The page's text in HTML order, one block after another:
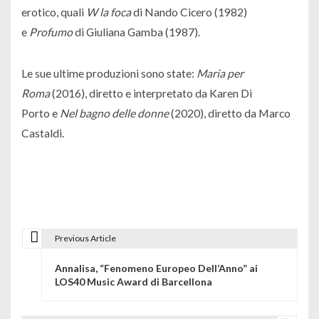
erotico, quali W la focadi Nando Cicero (1982)
e Profumodi Giuliana Gamba (1987).
Le sue ultime produzioni sono state: Maria per
Roma(2016), diretto e interpretato da Karen Di
Porto e Nel bagno delle donne(2020), diretto da Marco
Castaldi.
Previous Article
Annalisa, “Fenomeno Europeo Dell’Anno” ai
LOS40 Music Award di Barcellona